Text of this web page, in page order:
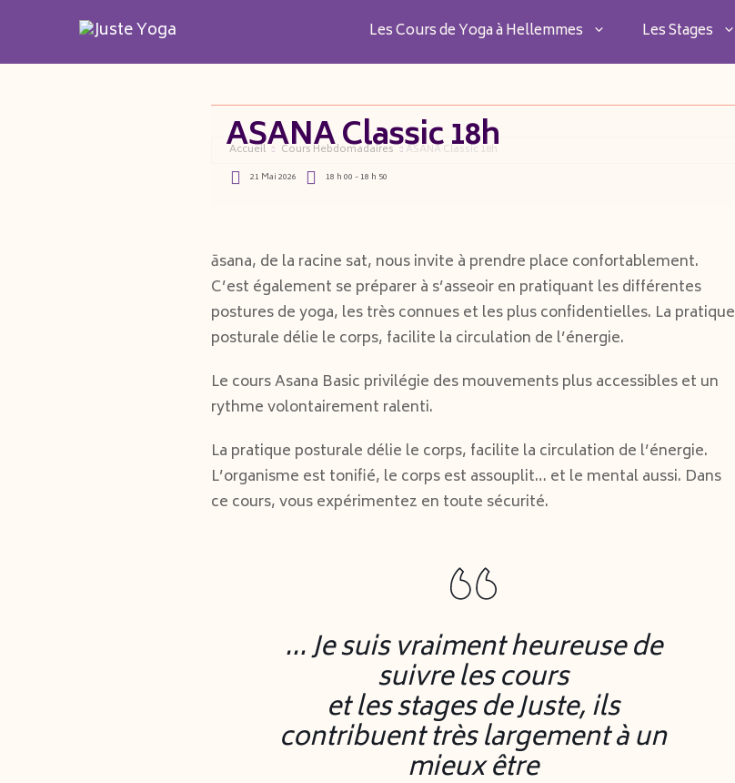
Les Cours de Yoga à Hellemmes Les Stages
Accueil Cours Hebdomadaires ASANA Classic 18h
ASANA Classic 18h
21 Mai 2026 18 h 00 - 18 h 50
āsana, de la racine sat, nous invite à prendre place confortablement.
C’est également se préparer à s’asseoir en pratiquant les différentes
postures de yoga, les très connues et les plus confidentielles. La pratique
posturale délie le corps, facilite la circulation de l’énergie.
Le cours Asana Basic privilégie des mouvements plus accessibles et un
rythme volontairement ralenti.
La pratique posturale délie le corps, facilite la circulation de l’énergie.
L’organisme est tonifié, le corps est assouplit… et le mental aussi. Dans
ce cours, vous expérimentez en toute sécurité.
… Je suis vraiment heureuse de
suivre les cours
et les stages de Juste, ils
contribuent très largement à un
mieux être